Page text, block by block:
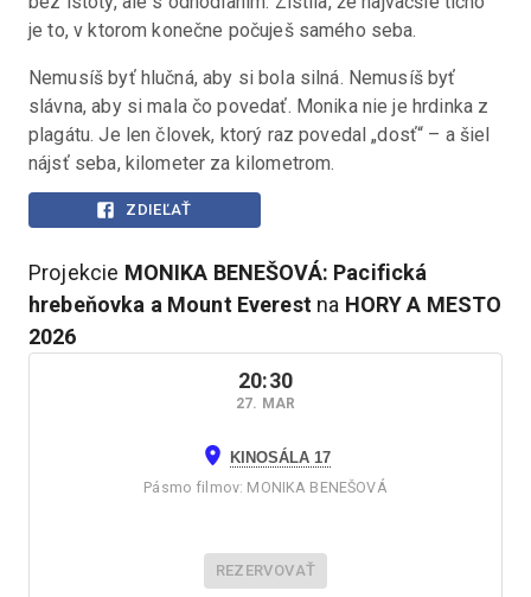
je to, v ktorom konečne počuješ samého seba.
Nemusíš byť hlučná, aby si bola silná. Nemusíš byť
slávna, aby si mala čo povedať. Monika nie je hrdinka z
plagátu. Je len človek, ktorý raz povedal „dosť“ – a šiel
nájsť seba, kilometer za kilometrom.
ZDIEĽAŤ
Projekcie MONIKA BENEŠOVÁ: Pacifická
hrebeňovka a Mount Everestna HORY A MESTO
2026
20:30
27. MAR
KINOSÁLA 17
Pásmo filmov: MONIKA BENEŠOVÁ
REZERVOVAŤ